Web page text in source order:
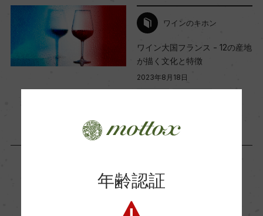
国内ワイン専門誌評価歴
ー
醗酵：瓶内二次醗酵
ワインのキホン
ワイン大国フランス - 12の産地
が描く文化と特徴
2023年8月18日
「生産者」が同じ商品
年齢認証